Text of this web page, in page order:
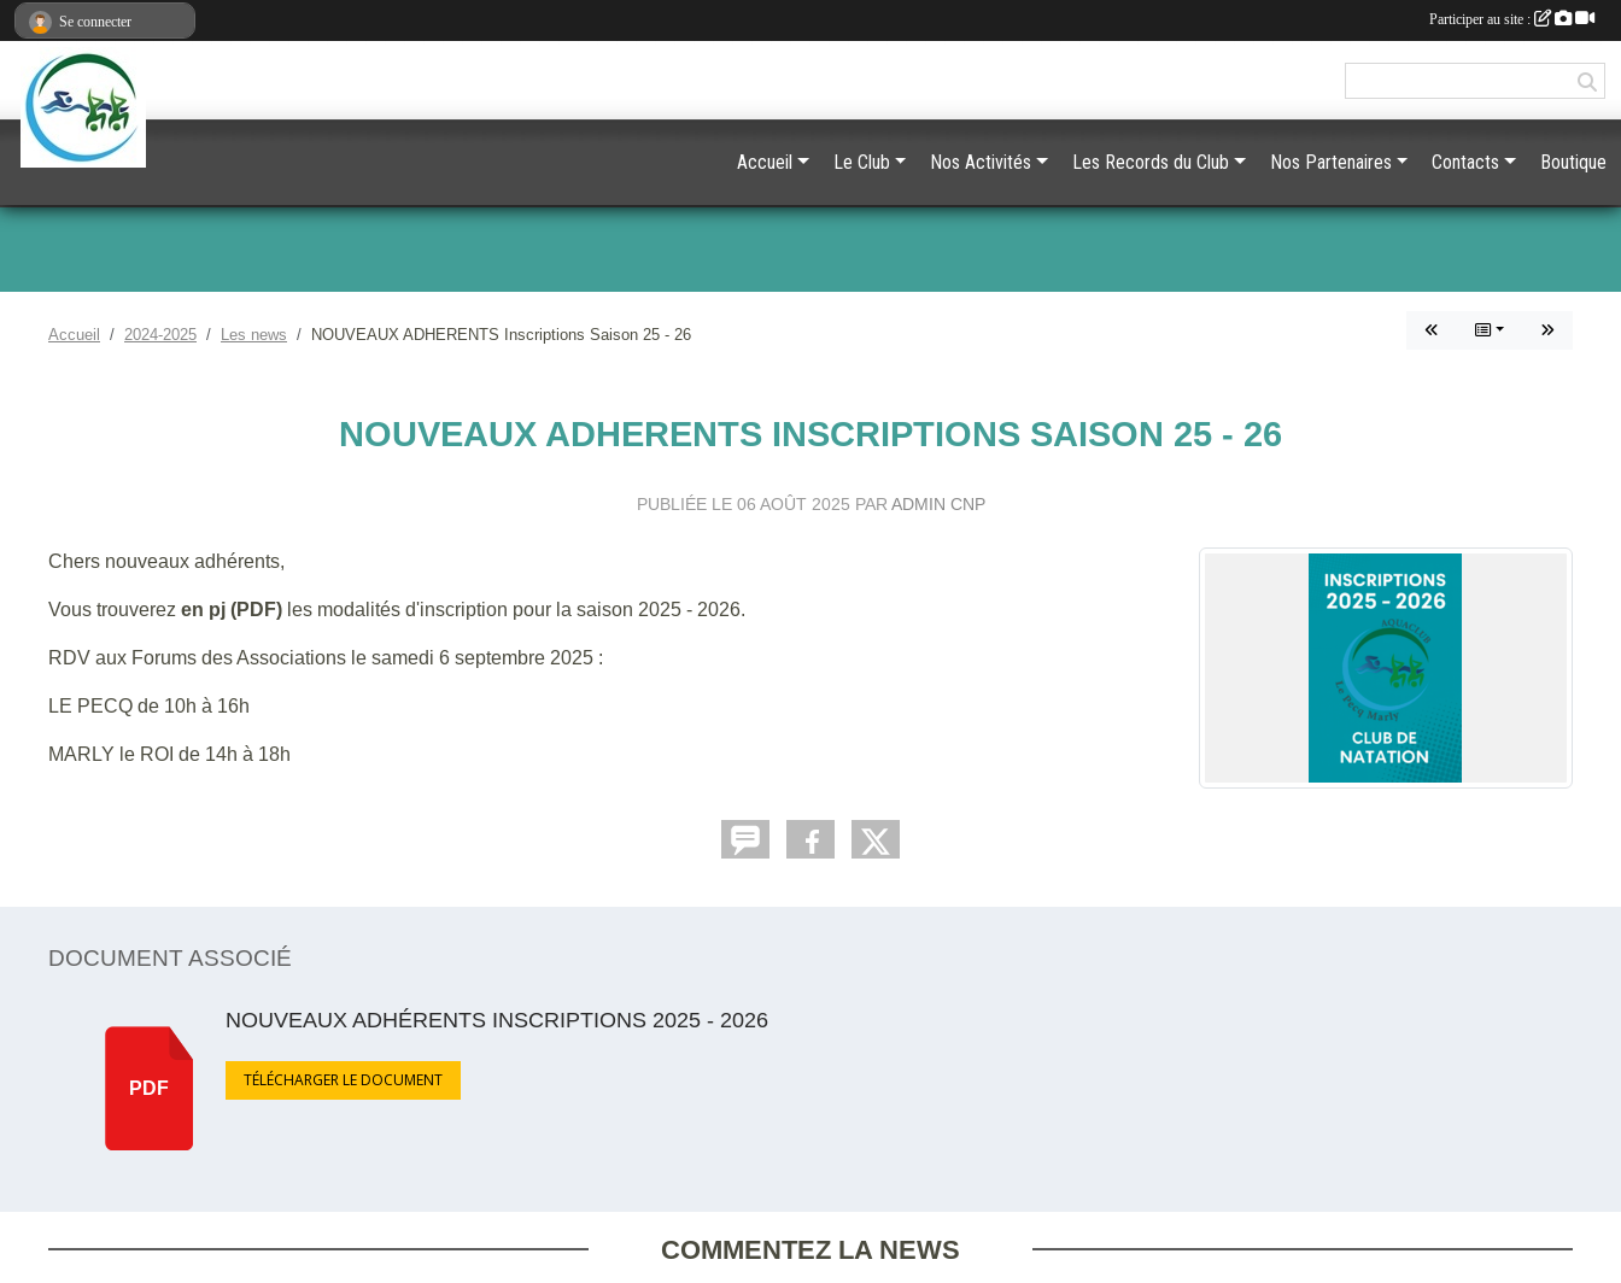
Accueil 2024-2025 Les news NOUVEAUX ADHERENTS Inscriptions Saison 25 - 26
NOUVEAUX ADHERENTS INSCRIPTIONS SAISON 25 - 26
PUBLIÉE LE 06 AOÛT 2025 PAR ADMIN CNP
Chers nouveaux adhérents,
Vous trouverez en pj (PDF) les modalités d'inscription pour la saison 2025 - 2026.
RDV aux Forums des Associations le samedi 6 septembre 2025 :
LE PECQ de 10h à 16h
MARLY le ROI de 14h à 18h
DOCUMENT ASSOCIÉ
PDF
NOUVEAUX ADHÉRENTS INSCRIPTIONS 2025 - 2026
TÉLÉCHARGER LE DOCUMENT
COMMENTEZ LA NEWS
Accueil Le Club Nos Activités Les Records du Club Nos Partenaires Contacts Boutique
Se connecter Participer au site :
Panneau de gestion des cookies